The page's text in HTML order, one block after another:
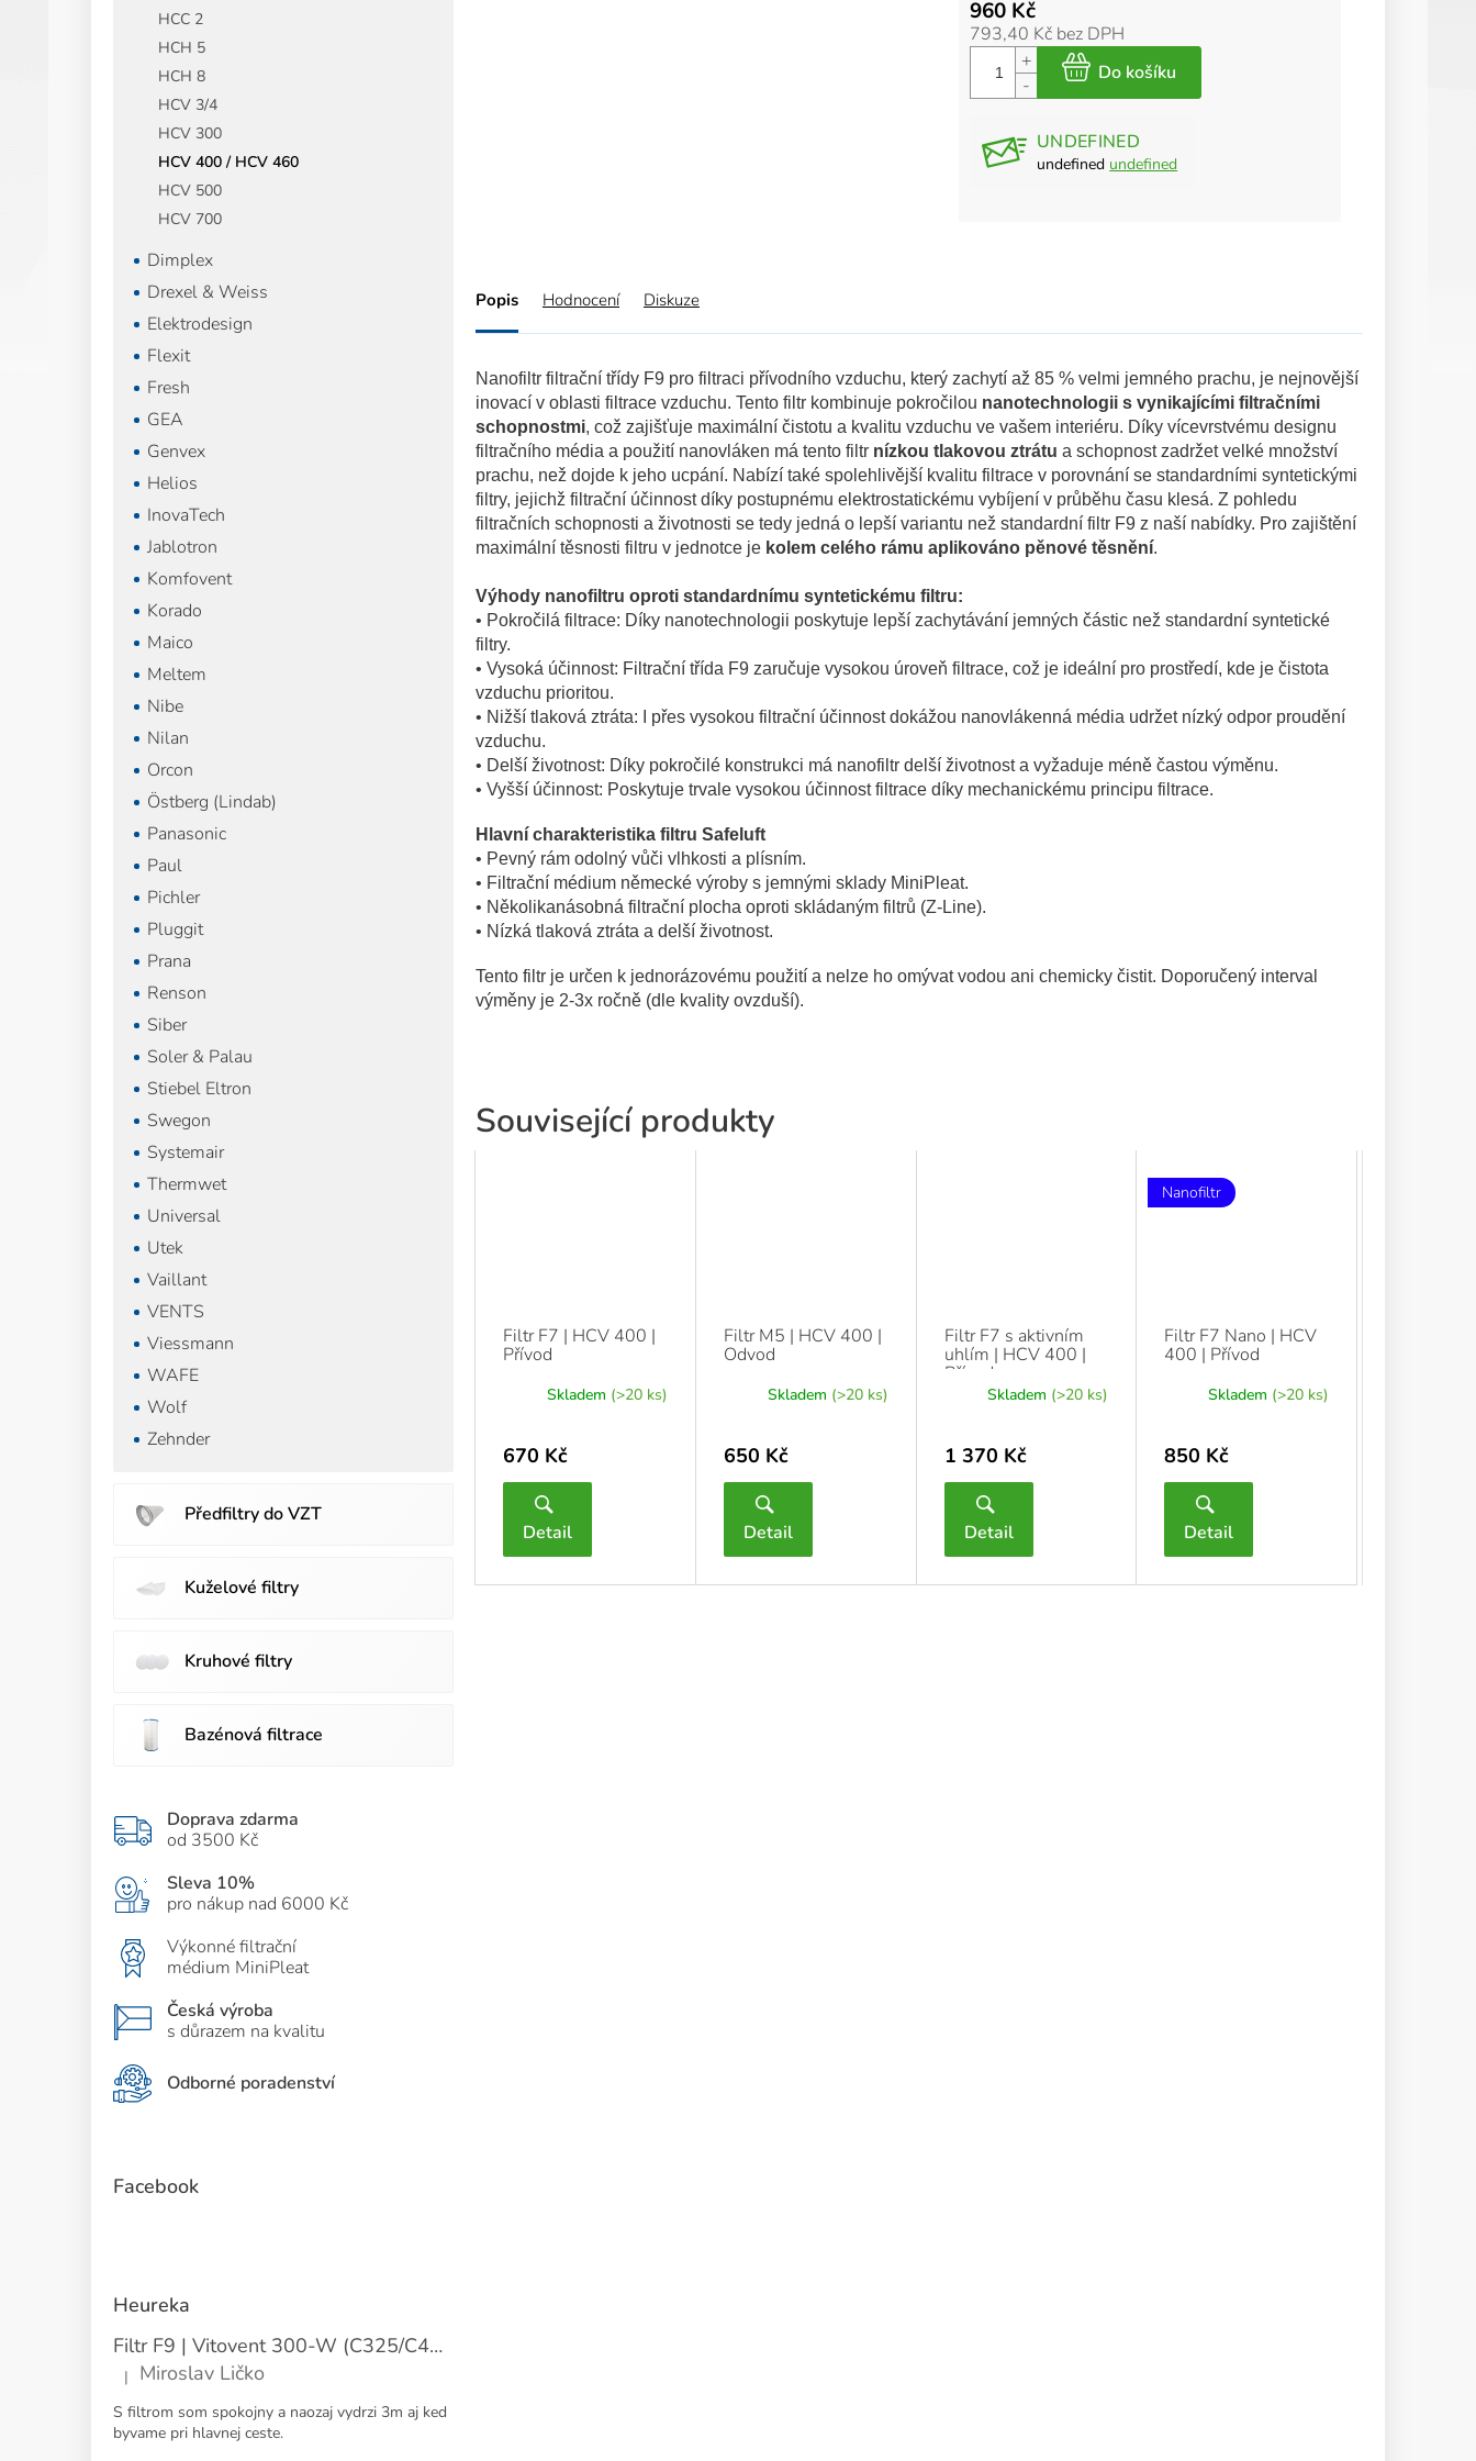
HCC 2
HCH 5
HCH 8
HCV 3/4
HCV 300
HCV 400 / HCV 460
HCV 500
HCV 700
Dimplex
Drexel & Weiss
Elektrodesign
Flexit
Fresh
GEA
Genvex
Helios
InovaTech
Jablotron
Komfovent
Korado
Maico
Meltem
Nibe
Nilan
Orcon
Östberg (Lindab)
Panasonic
Paul
Pichler
Pluggit
Prana
Renson
Siber
Soler & Palau
Stiebel Eltron
Swegon
Systemair
Thermwet
Universal
Utek
Vaillant
VENTS
Viessmann
WAFE
Wolf
Zehnder
Předfiltry do VZT
Kuželové filtry
Kruhové filtry
Bazénová filtrace
Doprava zdarma
od 3500 Kč
Sleva 10%
pro nákup nad 6000 Kč
Výkonné filtrační
médium MiniPleat
Česká výroba
s důrazem na kvalitu
Odborné poradenství
Facebook
Heureka
Filtr F9 | Vitovent 300-W (C325/C400) | Přívod
Hodnocení produktu je 5 z 5 hvězdiček.
| Miroslav Ličko
S filtrom som spokojny a naozaj vydrzi 3m aj ked
byvame pri hlavnej ceste.
960 Kč
793,40 Kč bez DPH
UNDEFINED
undefined undefined
Související produkty
Filtr F7 | HCV 400 |
Přívod
Skladem (>20 ks)
670 Kč
Detail
Filtr M5 | HCV 400 |
Odvod
Skladem (>20 ks)
650 Kč
Detail
Filtr F7 s aktivním
uhlím | HCV 400 |
Přívod
Skladem (>20 ks)
1 370 Kč
Detail
Nanofiltr
Filtr F7 Nano | HCV
400 | Přívod
Skladem (>20 ks)
850 Kč
Detail
Popis Hodnocení Diskuze
Nanofiltr filtrační třídy F9 pro filtraci přívodního vzduchu, který zachytí až 85 % velmi jemného prachu, je nejnovější
inovací v oblasti filtrace vzduchu. Tento filtr kombinuje pokročilou nanotechnologii s vynikajícími filtračními
schopnostmi, což zajišťuje maximální čistotu a kvalitu vzduchu ve vašem interiéru. Díky vícevrstvému designu
filtračního média a použití nanovláken má tento filtr nízkou tlakovou ztrátu a schopnost zadržet velké množství
prachu, než dojde k jeho ucpání. Nabízí také spolehlivější kvalitu filtrace v porovnání se standardními syntetickými
filtry, jejichž filtrační účinnost díky postupnému elektrostatickému vybíjení v průběhu času klesá. Z pohledu
filtračních schopnosti a životnosti se tedy jedná o lepší variantu než standardní filtr F9 z naší nabídky. Pro zajištění
maximální těsnosti filtru v jednotce je kolem celého rámu aplikováno pěnové těsnění.
Výhody nanofiltru oproti standardnímu syntetickému filtru:
• Pokročilá filtrace: Díky nanotechnologii poskytuje lepší zachytávání jemných částic než standardní syntetické
filtry.
• Vysoká účinnost: Filtrační třída F9 zaručuje vysokou úroveň filtrace, což je ideální pro prostředí, kde je čistota
vzduchu prioritou.
• Nižší tlaková ztráta: I přes vysokou filtrační účinnost dokážou nanovlákenná média udržet nízký odpor proudění
vzduchu.
• Delší životnost: Díky pokročilé konstrukci má nanofiltr delší životnost a vyžaduje méně častou výměnu.
• Vyšší účinnost: Poskytuje trvale vysokou účinnost filtrace díky mechanickému principu filtrace.
Hlavní charakteristika filtru Safeluft
• Pevný rám odolný vůči vlhkosti a plísním.
• Filtrační médium německé výroby s jemnými sklady MiniPleat.
• Několikanásobná filtrační plocha oproti skládaným filtrů (Z-Line).
• Nízká tlaková ztráta a delší životnost.
Tento filtr je určen k jednorázovému použití a nelze ho omývat vodou ani chemicky čistit. Doporučený interval
výměny je 2-3x ročně (dle kvality ovzduší).